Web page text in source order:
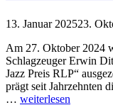
13. Januar 202523.
Am 27. Oktober 2024
Schlagzeuger Erwin
Jazz Preis RLP“
prägt seit Jahrzehnten
… weiterlesen